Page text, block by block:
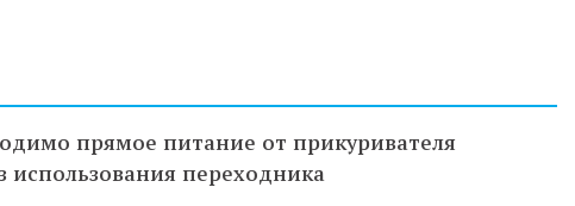
прямое питание от прикуривателя
использования переходника